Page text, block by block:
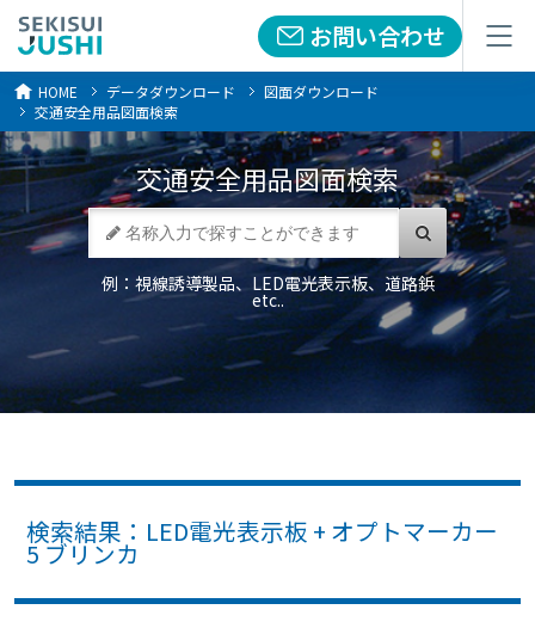
お問い合わせ
メニュー お問い合わせ
メニュー
HOME データダウンロード
図面ダウンロード
交通安全用品図面検索
交通安全用品図面検索
例：視線誘導製品、LED電光表示板、道路鋲
etc..
検索結果：LED電光表示板 + オプトマーカー
5 ブリンカ